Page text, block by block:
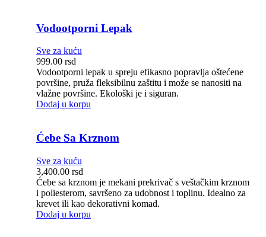
Vodootporni Lepak
Sve za kuću
999.00 rsd
Vodootporni lepak u spreju efikasno popravlja oštećene
površine, pruža fleksibilnu zaštitu i može se nanositi na
vlažne površine. Ekološki je i siguran.
Dodaj u korpu
Ćebe Sa Krznom
Sve za kuću
3,400.00 rsd
Ćebe sa krznom je mekani prekrivač s veštačkim krznom
i poliesterom, savršeno za udobnost i toplinu. Idealno za
krevet ili kao dekorativni komad.
Dodaj u korpu